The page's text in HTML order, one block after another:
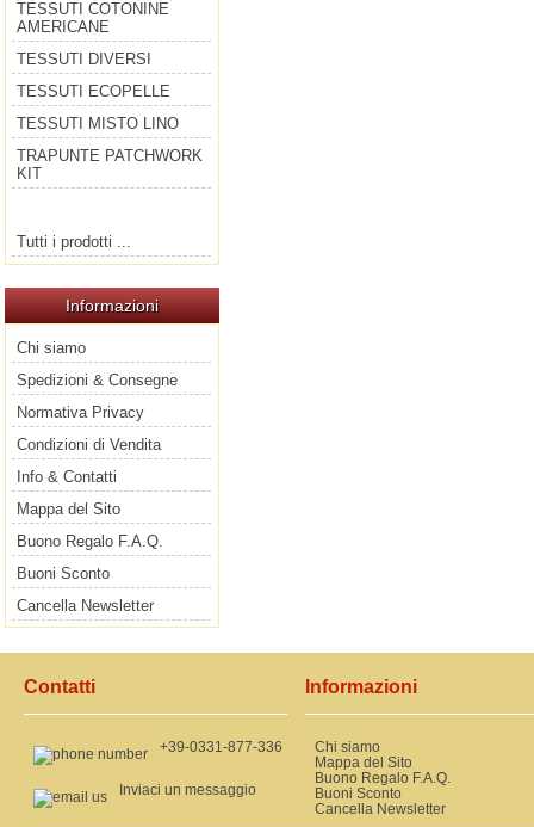
TESSUTI COTONINE
AMERICANE
TESSUTI DIVERSI
TESSUTI ECOPELLE
TESSUTI MISTO LINO
TRAPUNTE PATCHWORK
KIT
Tutti i prodotti ...
Informazioni
Chi siamo
Spedizioni & Consegne
Normativa Privacy
Condizioni di Vendita
Info & Contatti
Mappa del Sito
Buono Regalo F.A.Q.
Buoni Sconto
Cancella Newsletter
Contatti
+39-0331-877-336
Inviaci un messaggio
Informazioni
Chi siamo
Mappa del Sito
Buono Regalo F.A.Q.
Buoni Sconto
Cancella Newsletter